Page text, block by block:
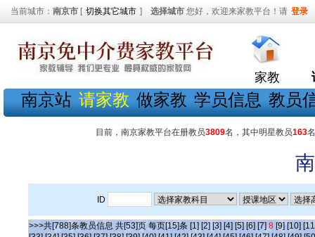
当前城市： 南京市 [ 切换其它城市 ] 选择城市 您好，欢迎来家教平台！请 登录
家教
南京站 请家教 做家教 学员信息 教员
目前，南京家教平台在册教员3809名，其中明星教员163
ID
>>>共[788]条教员信息 共[53]页 每页[15]条 [1] [2] [3] [4] [5] [6] [7] 8 [9] [10]